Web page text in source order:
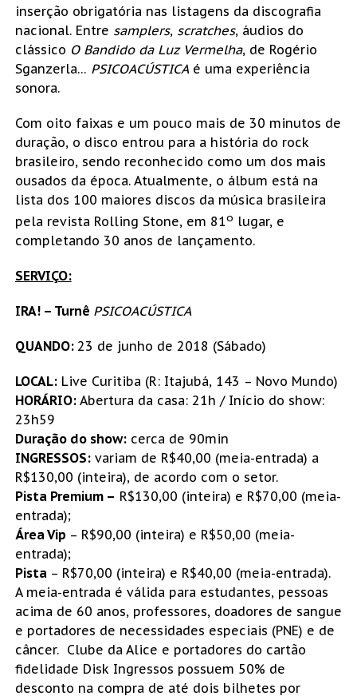
inserção obrigatória nas listagens da discografia
nacional. Entre samplers, scratches, áudios do
clássico O Bandido da Luz Vermelha, de Rogério
Sganzerla… PSICOACÚSTICAé uma experiência
sonora.
Com oito faixas e um pouco mais de 30 minutos de
duração, o disco entrou para a história do rock
brasileiro, sendo reconhecido como um dos mais
ousados da época. Atualmente, o álbum está na
lista dos 100 maiores discos da música brasileira
pela revista Rolling Stone, em 81o lugar, e
completando 30 anos de lançamento.
SERVIÇO:
IRA! – Turnê PSICOACÚSTICA
QUANDO: 23 de junho de 2018 (Sábado)
LOCAL:Live Curitiba (R: Itajubá, 143 – Novo Mundo)
HORÁRIO:Abertura da casa: 21h / Início do show:
23h59
Duração do show:cerca de 90min
INGRESSOS:variam de R$40,00 (meia-entrada) a
R$130,00 (inteira), de acordo com o setor.
Pista Premium – R$130,00 (inteira) e R$70,00 (meia-
entrada);
Área Vip – R$90,00 (inteira) e R$50,00 (meia-
entrada);
Pista – R$70,00 (inteira) e R$40,00 (meia-entrada).
A meia-entrada é válida para estudantes, pessoas
acima de 60 anos, professores, doadores de sangue
e portadores de necessidades especiais (PNE) e de
câncer. Clube da Alice e portadores do cartão
fidelidade Disk Ingressos possuem 50% de
desconto na compra de até dois bilhetes por